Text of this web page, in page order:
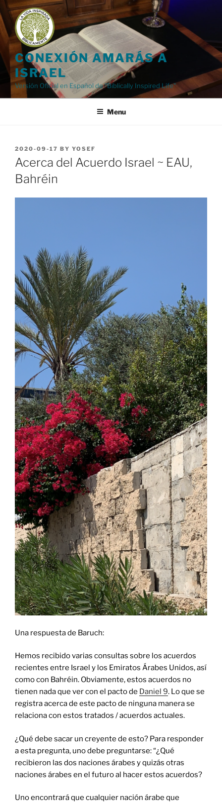
Skip
to
content
CONEXIÓN AMARÁS A
ISRAEL
Versión Oficial en Español de "Biblically Inspired Life"
Menu
POSTED
ON
2020-09-17 BY YOSEF
Acerca del Acuerdo Israel ~ EAU,
Bahréin
Una respuesta de Baruch:
Hemos recibido varias consultas sobre los acuerdos
recientes entre Israel y los Emiratos Árabes Unidos, así
como con Bahréin. Obviamente, estos acuerdos no
tienen nada que ver con el pacto de Daniel 9. Lo que se
registra acerca de este pacto de ninguna manera se
relaciona con estos tratados / acuerdos actuales.
¿Qué debe sacar un creyente de esto? Para responder
a esta pregunta, uno debe preguntarse: “¿Qué
recibieron las dos naciones árabes y quizás otras
naciones árabes en el futuro al hacer estos acuerdos?
Uno encontrará que cualquier nación árabe que